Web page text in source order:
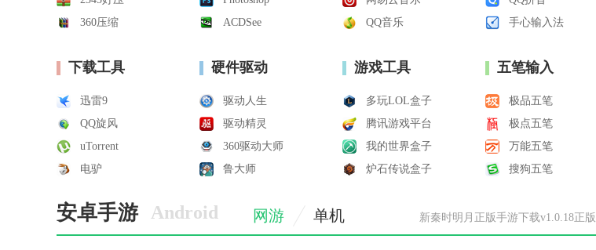
360压缩
ACDSee
QQ音乐
手心输入法
下载工具
迅雷9
QQ旋风
uTorrent
电驴
硬件驱动
驱动人生
驱动精灵
360驱动大师
鲁大师
游戏工具
多玩LOL盒子
腾讯游戏平台
我的世界盒子
炉石传说盒子
五笔输入
极品五笔
极点五笔
万能五笔
搜狗五笔
安卓手游 Android 网游 单机 新秦时明月正版手游下载v1.0.18正版